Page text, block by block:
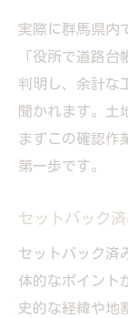
実際に群馬県内
「役所で道路
判明し、余計な
聞かれます。土
まずこの確認作
第一歩です。
セットバック
セットバック済
体的なポイント
史的な経緯や地